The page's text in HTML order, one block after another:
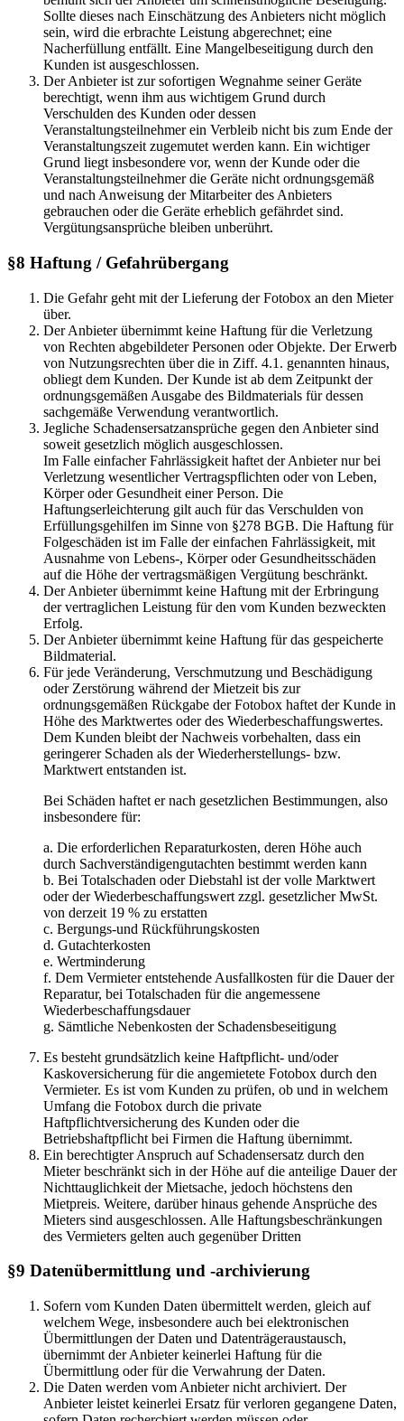
Sollte dieses nach Einschätzung des Anbieters nicht möglich
sein, wird die erbrachte Leistung abgerechnet; eine
Nacherfüllung entfällt. Eine Mangelbeseitigung durch den
Kunden ist ausgeschlossen.
Der Anbieter ist zur sofortigen Wegnahme seiner Geräte
berechtigt, wenn ihm aus wichtigem Grund durch
Verschulden des Kunden oder dessen
Veranstaltungsteilnehmer ein Verbleib nicht bis zum Ende der
Veranstaltungszeit zugemutet werden kann. Ein wichtiger
Grund liegt insbesondere vor, wenn der Kunde oder die
Veranstaltungsteilnehmer die Geräte nicht ordnungsgemäß
und nach Anweisung der Mitarbeiter des Anbieters
gebrauchen oder die Geräte erheblich gefährdet sind.
Vergütungsansprüche bleiben unberührt.
§8 Haftung / Gefahrübergang
Die Gefahr geht mit der Lieferung der Fotobox an den Mieter
über.
Der Anbieter übernimmt keine Haftung für die Verletzung
von Rechten abgebildeter Personen oder Objekte. Der Erwerb
von Nutzungsrechten über die in Ziff. 4.1. genannten hinaus,
obliegt dem Kunden. Der Kunde ist ab dem Zeitpunkt der
ordnungsgemäßen Ausgabe des Bildmaterials für dessen
sachgemäße Verwendung verantwortlich.
Jegliche Schadensersatzansprüche gegen den Anbieter sind
soweit gesetzlich möglich ausgeschlossen.
Im Falle einfacher Fahrlässigkeit haftet der Anbieter nur bei
Verletzung wesentlicher Vertragspflichten oder von Leben,
Körper oder Gesundheit einer Person. Die
Haftungserleichterung gilt auch für das Verschulden von
Erfüllungsgehilfen im Sinne von §278 BGB. Die Haftung für
Folgeschäden ist im Falle der einfachen Fahrlässigkeit, mit
Ausnahme von Lebens-, Körper oder Gesundheitsschäden
auf die Höhe der vertragsmäßigen Vergütung beschränkt.
Der Anbieter übernimmt keine Haftung mit der Erbringung
der vertraglichen Leistung für den vom Kunden bezweckten
Erfolg.
Der Anbieter übernimmt keine Haftung für das gespeicherte
Bildmaterial.
Für jede Veränderung, Verschmutzung und Beschädigung
oder Zerstörung während der Mietzeit bis zur
ordnungsgemäßen Rückgabe der Fotobox haftet der Kunde in
Höhe des Marktwertes oder des Wiederbeschaffungswertes.
Dem Kunden bleibt der Nachweis vorbehalten, dass ein
geringerer Schaden als der Wiederherstellungs- bzw.
Marktwert entstanden ist.
Bei Schäden haftet er nach gesetzlichen Bestimmungen, also
insbesondere für:
a. Die erforderlichen Reparaturkosten, deren Höhe auch
durch Sachverständigengutachten bestimmt werden kann
b. Bei Totalschaden oder Diebstahl ist der volle Marktwert
oder der Wiederbeschaffungswert zzgl. gesetzlicher MwSt.
von derzeit 19 % zu erstatten
c. Bergungs-und Rückführungskosten
d. Gutachterkosten
e. Wertminderung
f. Dem Vermieter entstehende Ausfallkosten für die Dauer der
Reparatur, bei Totalschaden für die angemessene
Wiederbeschaffungsdauer
g. Sämtliche Nebenkosten der Schadensbeseitigung
Es besteht grundsätzlich keine Haftpflicht- und/oder
Kaskoversicherung für die angemietete Fotobox durch den
Vermieter. Es ist vom Kunden zu prüfen, ob und in welchem
Umfang die Fotobox durch die private
Haftpflichtversicherung des Kunden oder die
Betriebshaftpflicht bei Firmen die Haftung übernimmt.
Ein berechtigter Anspruch auf Schadensersatz durch den
Mieter beschränkt sich in der Höhe auf die anteilige Dauer der
Nichttauglichkeit der Mietsache, jedoch höchstens den
Mietpreis. Weitere, darüber hinaus gehende Ansprüche des
Mieters sind ausgeschlossen. Alle Haftungsbeschränkungen
des Vermieters gelten auch gegenüber Dritten
§9 Datenübermittlung und -archivierung
Sofern vom Kunden Daten übermittelt werden, gleich auf
welchem Wege, insbesondere auch bei elektronischen
Übermittlungen der Daten und Datenträgeraustausch,
übernimmt der Anbieter keinerlei Haftung für die
Übermittlung oder für die Verwahrung der Daten.
Die Daten werden vom Anbieter nicht archiviert. Der
Anbieter leistet keinerlei Ersatz für verloren gegangene Daten,